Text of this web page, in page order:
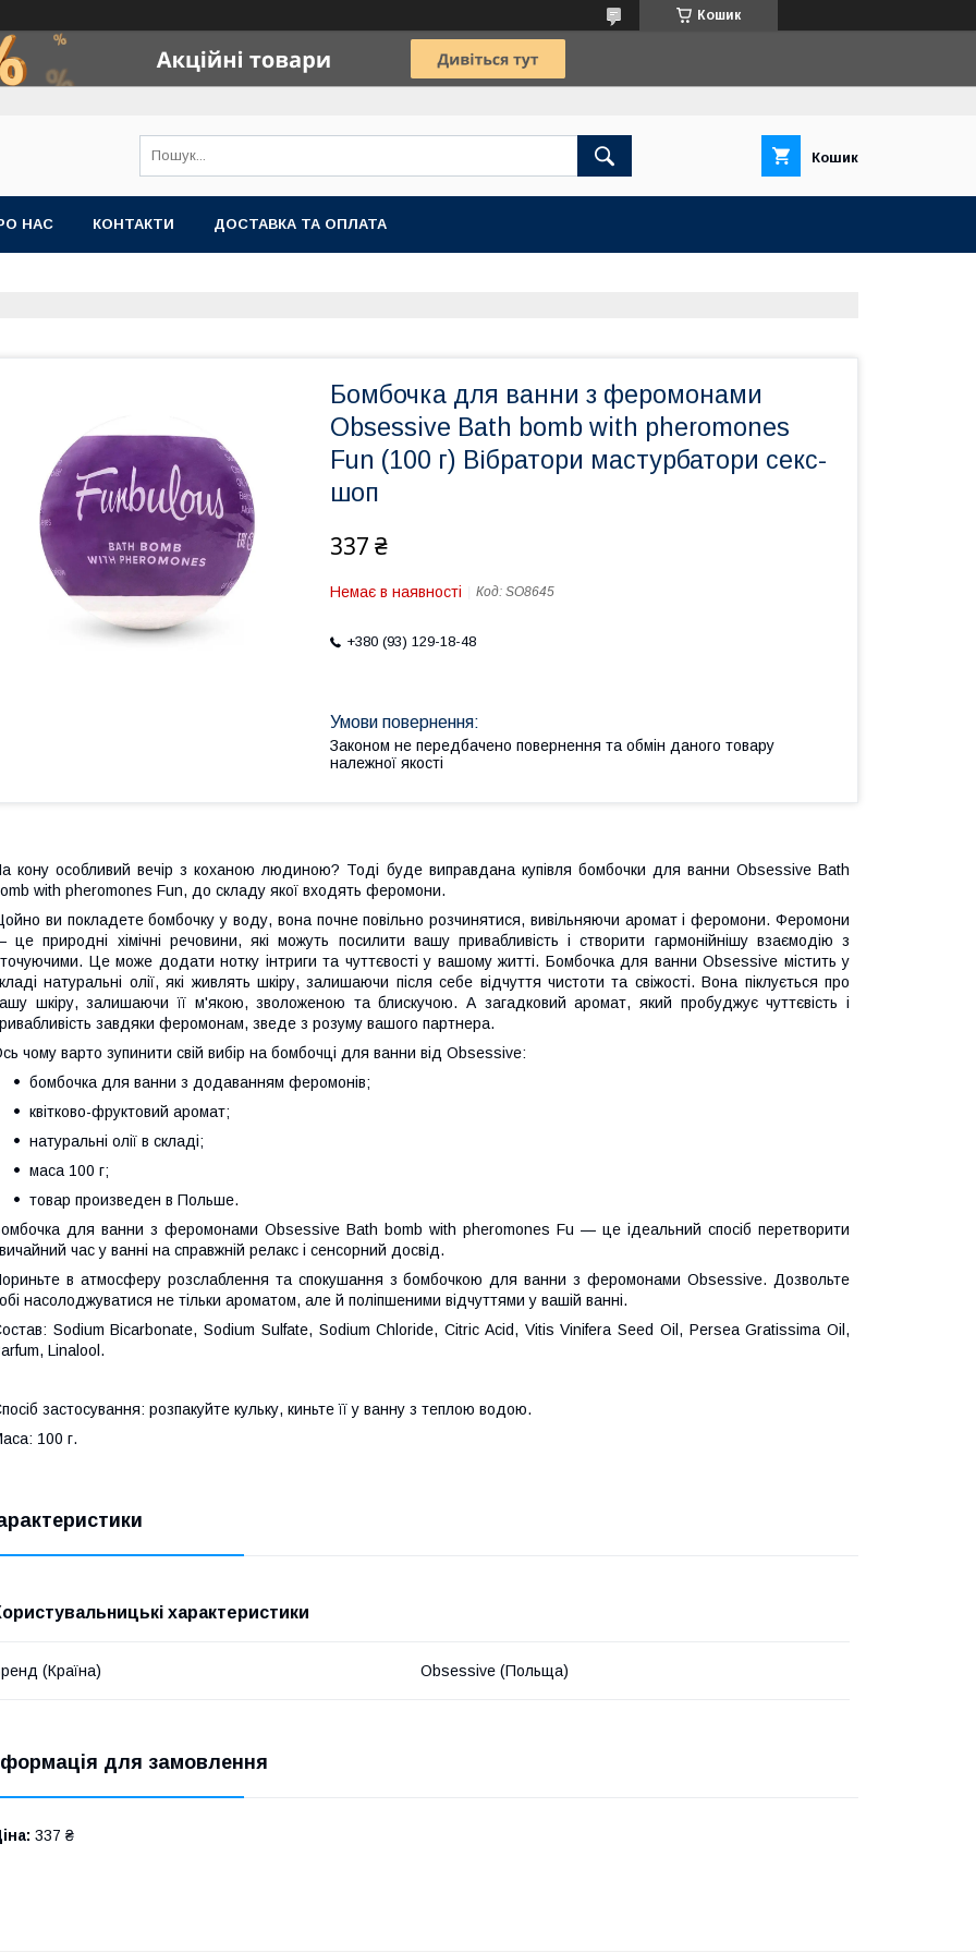
Кошик
Кошик
НАС КОНТАКТИ ДОСТАВКА ТА ОПЛАТА
Бомбочка для ванни з феромонами
Obsessive Bath bomb with pheromones
Fun (100 г) Вібратори мастурбатори секс-
шоп
337 ₴
Немає в наявності Код: SO8645
+380 (93) 129-18-48
Законом не передбачено повернення та обмін даного товару
належної якості
кону особливий вечір з коханою людиною? Тоді буде виправдана купівля бомбочки для ванни Obsessive Bath
with pheromones Fun, до складу якої входять феромони.
ви покладете бомбочку у воду, вона почне повільно розчинятися, вивільняючи аромат і феромони. Феромони
це природні хімічні речовини, які можуть посилити вашу привабливість і створити гармонійнішу взаємодію з
Це може додати нотку інтриги та чуттєвості у вашому житті. Бомбочка для ванни Obsessive містить у
натуральні олії, які живлять шкіру, залишаючи після себе відчуття чистоти та свіжості. Вона піклується про
шкіру, залишаючи її м'якою, зволоженою та блискучою. А загадковий аромат, який пробуджує чуттєвість і
завдяки феромонам, зведе з розуму вашого партнера.
чому варто зупинити свій вибір на бомбочці для ванни від Obsessive:
бомбочка для ванни з додаванням феромонів;
квітково-фруктовий аромат;
натуральні олії в складі;
маса 100 г;
товар произведен в Польше.
для ванни з феромонами Obsessive Bath bomb with pheromones Fu — це ідеальний спосіб перетворити
час у ванні на справжній релакс і сенсорний досвід.
в атмосферу розслаблення та спокушання з бомбочкою для ванни з феромонами Obsessive. Дозвольте
насолоджуватися не тільки ароматом, але й поліпшеними відчуттями у вашій ванні.
Sodium Bicarbonate, Sodium Sulfate, Sodium Chloride, Citric Acid, Vitis Vinifera Seed Oil, Persea Gratissima Oil,
Linalool.
застосування: розпакуйте кульку, киньте її у ванну з теплою водою.
100 г.
характеристики
(Країна) Obsessive (Польща)
для замовлення
337 ₴